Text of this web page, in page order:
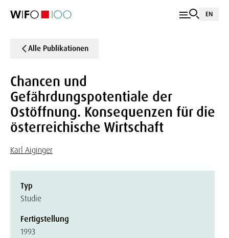
EN
Alle Publikationen
Chancen und
Gefährdungspotentiale der
Ostöffnung. Konsequenzen für die
österreichische Wirtschaft
Karl Aiginger
Typ
Studie
Fertigstellung
1993